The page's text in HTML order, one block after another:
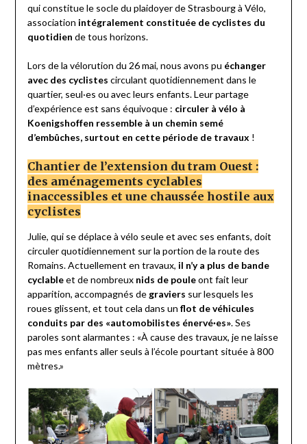
qui constitue le socle du plaidoyer de Strasbourg à Vélo,
association intégralement constituée de cyclistes du
quotidien de tous horizons.
Lors de la vélorution du 26 mai, nous avons pu échanger
avec des cyclistes circulant quotidiennement dans le
quartier, seul·es ou avec leurs enfants. Leur partage
d’expérience est sans équivoque : circuler à vélo à
Koenigshoffen ressemble à un chemin semé
d’embûches, surtout en cette période de travaux !
Chantier de l’extension du tram Ouest :
des aménagements cyclables
inaccessibles et une chaussée hostile aux
cyclistes
Julie, qui se déplace à vélo seule et avec ses enfants, doit
circuler quotidiennement sur la portion de la route des
Romains. Actuellement en travaux, il n’y a plus de bande
cyclableet de nombreux nids de pouleont fait leur
apparition, accompagnés de graviers sur lesquels les
roues glissent, et tout cela dans un flot de véhicules
conduits par des «automobilistes énervé·es». Ses
paroles sont alarmantes : «À cause des travaux, je ne laisse
pas mes enfants aller seuls à l’école pourtant située à 800
mètres.»